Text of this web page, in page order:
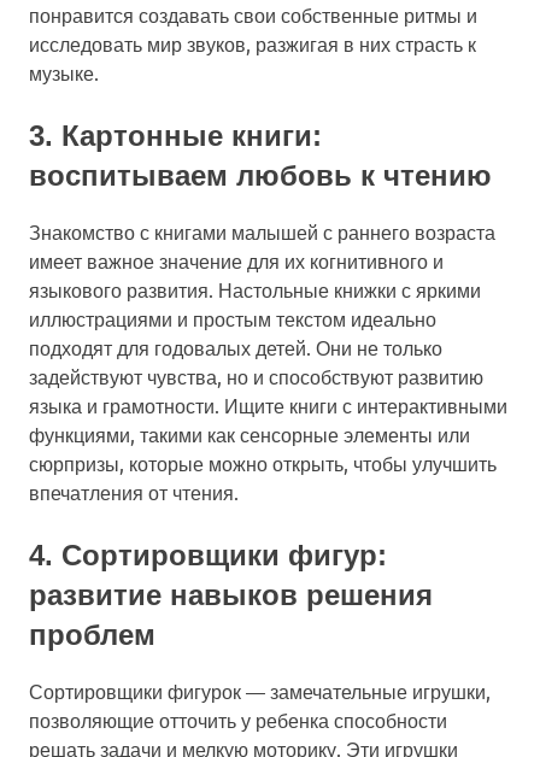
понравится создавать свои собственные ритмы и
исследовать мир звуков, разжигая в них страсть к
музыке.
3. Картонные книги:
воспитываем любовь к чтению
Знакомство с книгами малышей с раннего возраста
имеет важное значение для их когнитивного и
языкового развития. Настольные книжки с яркими
иллюстрациями и простым текстом идеально
подходят для годовалых детей. Они не только
задействуют чувства, но и способствуют развитию
языка и грамотности. Ищите книги с интерактивными
функциями, такими как сенсорные элементы или
сюрпризы, которые можно открыть, чтобы улучшить
впечатления от чтения.
4. Сортировщики фигур:
развитие навыков решения
проблем
Сортировщики фигурок — замечательные игрушки,
позволяющие отточить у ребенка способности
решать задачи и мелкую моторику. Эти игрушки